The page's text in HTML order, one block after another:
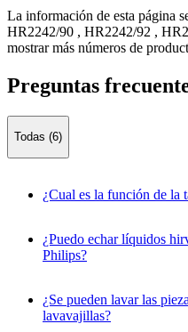
La información de esta página
HR2242/90 , HR2242/92 ,
mostrar más números de
Preguntas
Todas (6)
¿Cual es la función de la
¿Puedo echar líquidos
Philips?
¿Se pueden lavar las
lavavajillas?